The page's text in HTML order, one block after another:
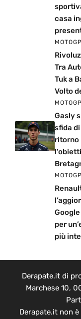
casa
MOTOGP
Tra
Tuk a
Volto
MOTOGP
Gasly
sfida
ritorno
MOTOGP
per
più
Derapate.it di
Marchese 10,
Derapate.it non